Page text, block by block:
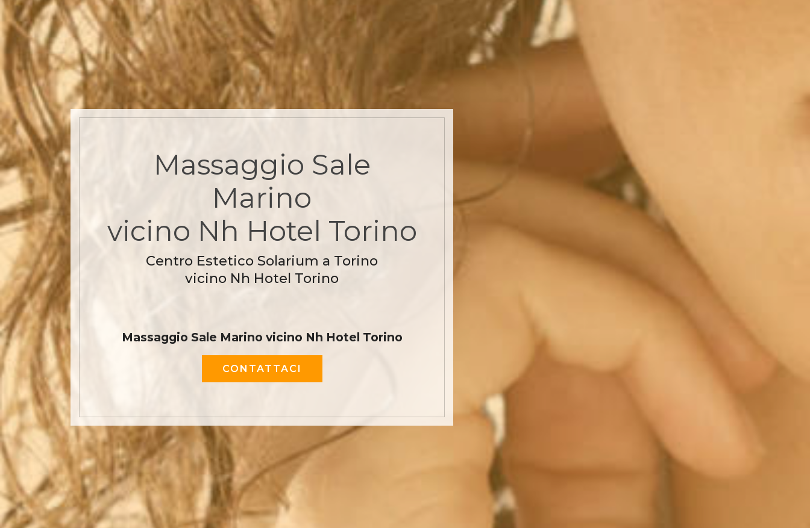
Massaggio Sale
Marino
vicino Nh Hotel Torino
Centro Estetico Solarium a Torino
vicino Nh Hotel Torino
Massaggio Sale Marino vicino Nh Hotel Torino
CONTATTACI